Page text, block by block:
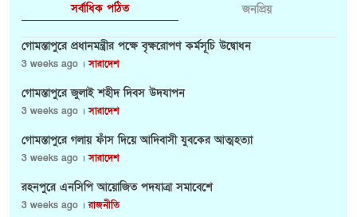
সর্বাধিক পঠিত জনপ্রিয়
গোমস্তাপুরে প্রধানমন্ত্রীর পক্ষে বৃক্ষরোপণ কর্মসূচি উদ্বোধন
3 weeks ago ।সারাদেশ
গোমস্তাপুরে জুলাই শহীদ দিবস উদযাপন
3 weeks ago ।সারাদেশ
গোমস্তাপুরে গলায় ফাঁস দিয়ে আদিবাসী যুবকের আত্মহত্যা
3 weeks ago ।সারাদেশ
রহনপুরে এনসিপি আয়োজিত পদযাত্রা সমাবেশে
3 weeks ago ।রাজনীতি